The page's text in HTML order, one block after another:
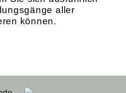
aller
können.